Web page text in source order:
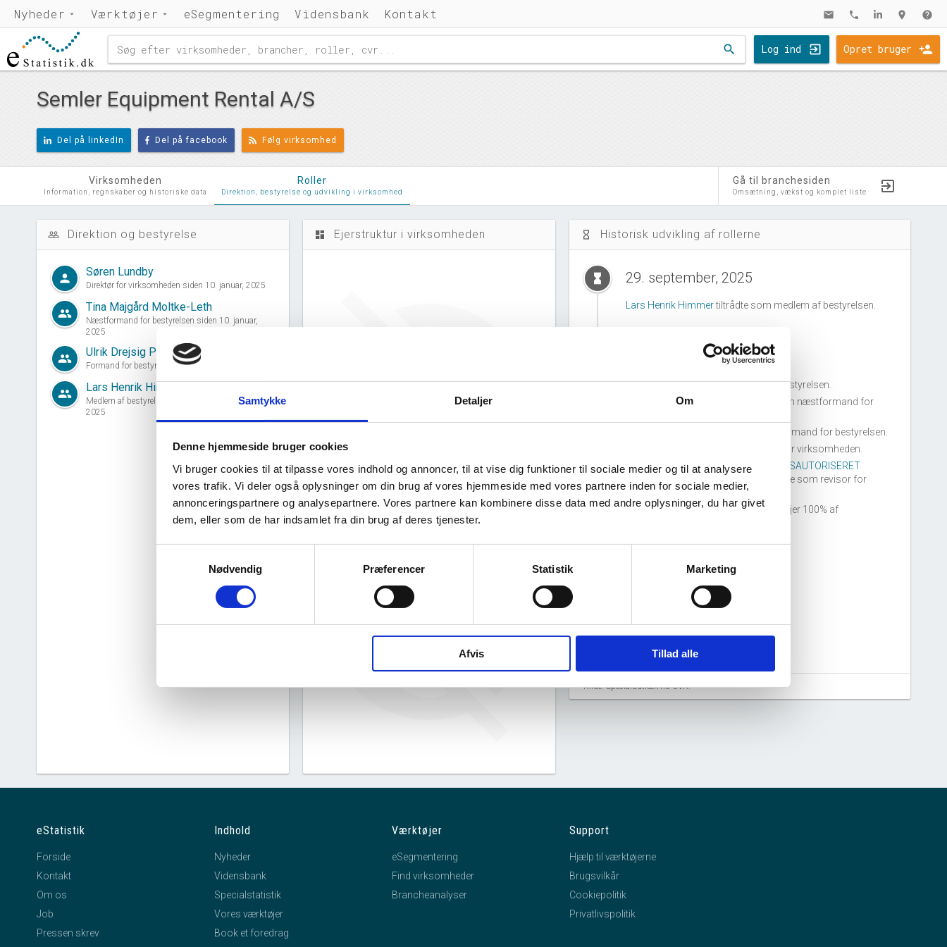
Samtykke Detaljer Om
Denne hjemmeside bruger cookies
Vi bruger cookies til at tilpasse vores indhold og annoncer, til at vise dig funktioner til sociale medier og til at analysere
vores trafik. Vi deler også oplysninger om din brug af vores hjemmeside med vores partnere inden for sociale medier,
annonceringspartnere og analysepartnere. Vores partnere kan kombinere disse data med andre oplysninger, du har givet
dem, eller som de har indsamlet fra din brug af deres tjenester.
Nødvendig
Præferencer Statistik Marketing
Afvis Tillad alle
Nyheder Værktøjer eSegmentering Vidensbank Kontakt mail phone location_on help
search Log ind Opret bruger
Semler Equipment Rental A/S
Del på linkedIn Del på facebook Følg virksomhed
Virksomheden
Information, regnskaber og historiske data
Roller
Direktion, bestyrelse og udvikling i virksomhed
Gå til branchesiden
Omsætning, vækst og komplet liste
people_outline Direktion og bestyrelse
person Søren Lundby
Direktør for virksomheden siden 10. januar, 2025
group Tina Majgård Moltke-Leth
Næstformand for bestyrelsen siden 10. januar,
2025
group Ulrik Drejsig Petersen
Formand for bestyrelsen siden 10. januar, 2025
group Lars Henrik Himmer
Medlem af bestyrelsen siden 29. september,
2025
dashboard Ejerstruktur i virksomheden
dashboard Virksomhedens datterselskaber
hourglass_empty Historisk udvikling af rollerne
hourglass_full 29. september, 2025
Lars Henrik Himmertiltrådte som medlem af bestyrelsen.
10. januar, 2025
Lars Becktiltrådte som medlem af bestyrelsen.
Tina Majgård Moltke-Leth
tiltrådte som næstformand for
tiltrådte som formand for bestyrelsen.
tiltrådte som direktør for virksomheden.
PRICEWATERHOUSECOOPERS STATSAUTORISERET
tiltrådte som revisor for
virksomheden.
Semler Equipment A/Stiltrådte som ejer 100% af
Kilde: Specialudtræk fra CVR.
eStatistik
Forside
Kontakt
Om os
Job
Pressen skrev
Indhold
Nyheder
Vidensbank
Specialstatistik
Vores værktøjer
Book et foredrag
Værktøjer
eSegmentering
Find virksomheder
Brancheanalyser
Support
Hjælp til værktøjerne
Brugsvilkår
Cookiepolitik
Privatlivspolitik